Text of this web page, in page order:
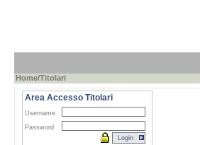
Home/Titolari
Area Accesso Titolari
Username
Password